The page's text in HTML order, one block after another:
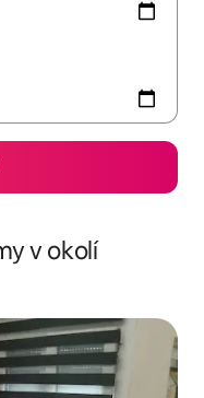
v okolí